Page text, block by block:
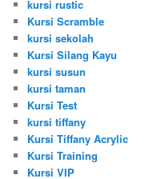
kursi rustic
Kursi Scramble
kursi sekolah
Kursi Silang Kayu
kursi susun
kursi taman
Kursi Test
kursi tiffany
Kursi Tiffany Acrylic
Kursi Training
Kursi VIP